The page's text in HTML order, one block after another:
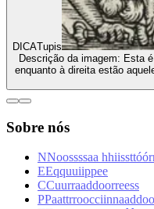
DICATupis
Descrição da imagem: Esta
enquanto à direita estão
Sobre nós
NNoossssaa hhiissttóór
EEqquuiippee
CCuurraaddoorreess
PPaattrroocciinnaaddoo